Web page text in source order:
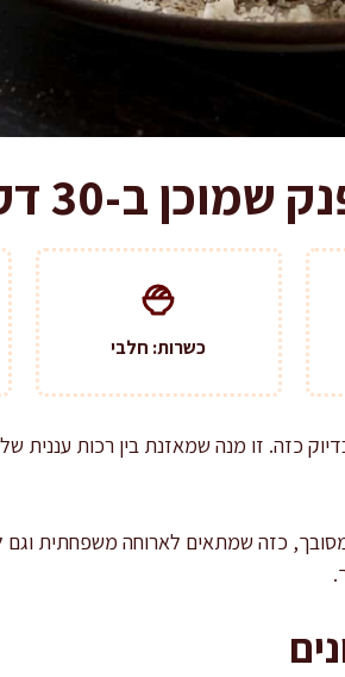
ב-30 דקות
כשרות: חלבי
כזה. זו מנה שמאזנת בין רכות עננית
כזה שמתאים לארוחה משפחתית וגם